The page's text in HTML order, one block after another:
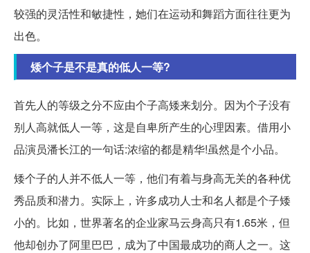
较强的灵活性和敏捷性，她们在运动和舞蹈方面往往更为
出色。
矮个子是不是真的低人一等?
首先人的等级之分不应由个子高矮来划分。因为个子没有
别人高就低人一等，这是自卑所产生的心理因素。借用小
品演员潘长江的一句话:浓缩的都是精华!虽然是个小品。
矮个子的人并不低人一等，他们有着与身高无关的各种优
秀品质和潜力。实际上，许多成功人士和名人都是个子矮
小的。比如，世界著名的企业家马云身高只有1.65米，但
他却创办了阿里巴巴，成为了中国最成功的商人之一。这